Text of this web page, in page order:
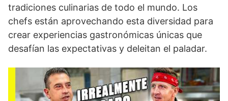
tradiciones culinarias de todo el mundo. Los
chefs están aprovechando esta diversidad para
crear experiencias gastronómicas únicas que
desafían las expectativas y deleitan el paladar.